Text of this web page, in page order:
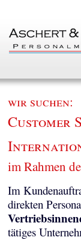
wir suchen:
Customer
im Rahmen
Im
direkten
tätiges